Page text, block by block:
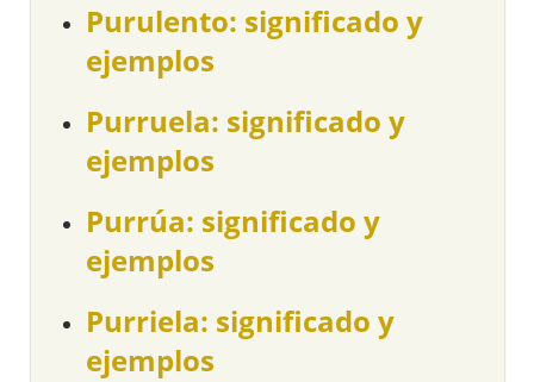
Purulento: significado y
ejemplos
Purruela: significado y
ejemplos
Purrúa: significado y
ejemplos
Purriela: significado y
ejemplos